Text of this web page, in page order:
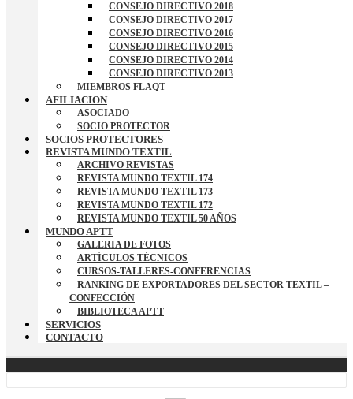
CONSEJO DIRECTIVO 2018
CONSEJO DIRECTIVO 2017
CONSEJO DIRECTIVO 2016
CONSEJO DIRECTIVO 2015
CONSEJO DIRECTIVO 2014
CONSEJO DIRECTIVO 2013
MIEMBROS FLAQT
AFILIACION
ASOCIADO
SOCIO PROTECTOR
SOCIOS PROTECTORES
REVISTA MUNDO TEXTIL
ARCHIVO REVISTAS
REVISTA MUNDO TEXTIL 174
REVISTA MUNDO TEXTIL 173
REVISTA MUNDO TEXTIL 172
REVISTA MUNDO TEXTIL 50 AÑOS
MUNDO APTT
GALERIA DE FOTOS
ARTÍCULOS TÉCNICOS
CURSOS-TALLERES-CONFERENCIAS
RANKING DE EXPORTADORES DEL SECTOR TEXTIL –
CONFECCIÓN
BIBLIOTECA APTT
SERVICIOS
CONTACTO